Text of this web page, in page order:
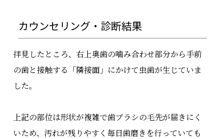
カウンセリング・診断結果
拝見したところ、右上奥歯の噛み合わせ部分から手前
の歯と接触する「隣接面」にかけて虫歯が生じていま
した。
上記の部位は形状が複雑で歯ブラシの毛先が届きにく
いため、汚れが残りやすく毎日歯磨きを行っていても